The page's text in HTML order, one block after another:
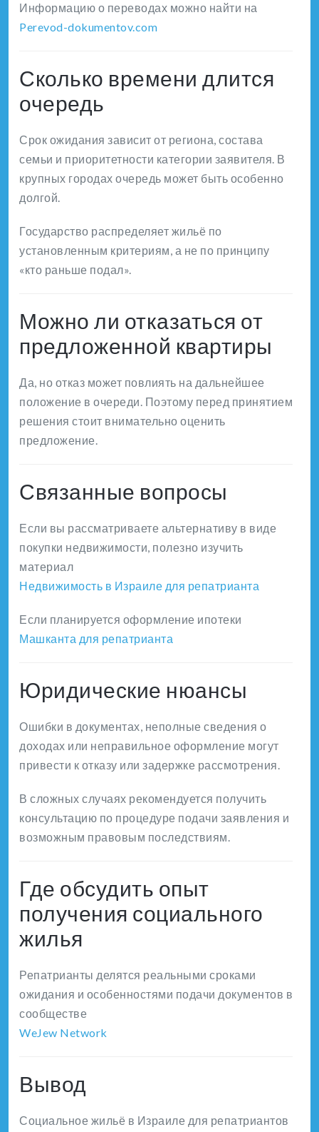
Информацию о переводах можно найти на
Perevod-dokumentov.com
Сколько времени длится
очередь
Срок ожидания зависит от региона, состава
семьи и приоритетности категории заявителя. В
крупных городах очередь может быть особенно
долгой.
Государство распределяет жильё по
установленным критериям, а не по принципу
«кто раньше подал».
Можно ли отказаться от
предложенной квартиры
Да, но отказ может повлиять на дальнейшее
положение в очереди. Поэтому перед принятием
решения стоит внимательно оценить
предложение.
Связанные вопросы
Если вы рассматриваете альтернативу в виде
покупки недвижимости, полезно изучить
материал
Недвижимость в Израиле для репатрианта
Если планируется оформление ипотеки
Машканта для репатрианта
Юридические нюансы
Ошибки в документах, неполные сведения о
доходах или неправильное оформление могут
привести к отказу или задержке рассмотрения.
В сложных случаях рекомендуется получить
консультацию по процедуре подачи заявления и
возможным правовым последствиям.
Где обсудить опыт
получения социального
жилья
Репатрианты делятся реальными сроками
ожидания и особенностями подачи документов в
сообществе
WeJew Network
Вывод
Социальное жильё в Израиле для репатриантов